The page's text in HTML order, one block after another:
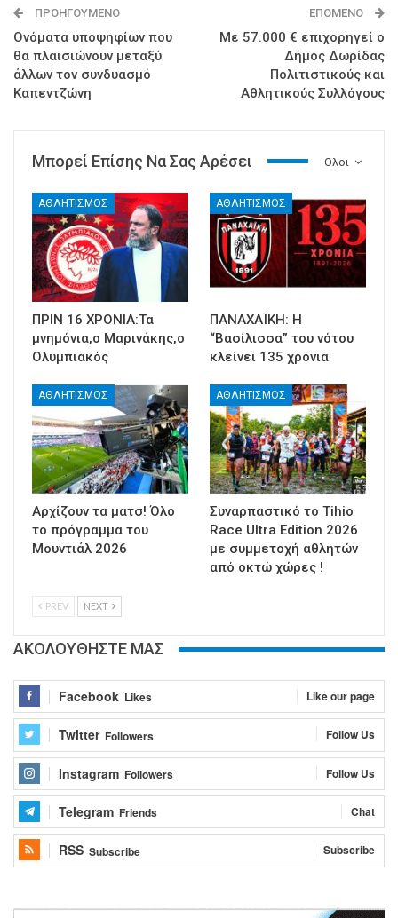
ΠΡΟΗΓΟΎΜΕΝΟ
Ονόματα υποψηφίων που
θα πλαισιώνουν μεταξύ
άλλων τον συνδυασμό
Καπεντζώνη
ΕΠΌΜΕΝΟ
Με 57.000 € επιχορηγεί ο
Δήμος Δωρίδας
Πολιτιστικούς και
Αθλητικούς Συλλόγους
Ολοι
Μπορεί Επίσης Να Σας Αρέσει
ΑΘΛΗΤΙΣΜΟΣ
ΠΡΙΝ 16 ΧΡΟΝΙΑ:Τα
μνημόνια,ο Μαρινάκης,ο
Ολυμπιακός
ΑΘΛΗΤΙΣΜΟΣ
ΠΑΝΑΧΑΪΚΗ: Η
“Βασίλισσα” του νότου
κλείνει 135 χρόνια
ΑΘΛΗΤΙΣΜΟΣ
Αρχίζουν τα ματσ! Όλο
το πρόγραμμα του
Μουντιάλ 2026
ΑΘΛΗΤΙΣΜΟΣ
Συναρπαστικό το Tihio
Race Ultra Edition 2026
με συμμετοχή αθλητών
από οκτώ χώρες !
PREV NEXT
ΑΚΟΛΟΥΘΗΣΤΕ ΜΑΣ
Facebook Likes Like our page
Twitter Followers Follow Us
Instagram Followers Follow Us
Telegram Friends Chat
RSS Subscribe Subscribe